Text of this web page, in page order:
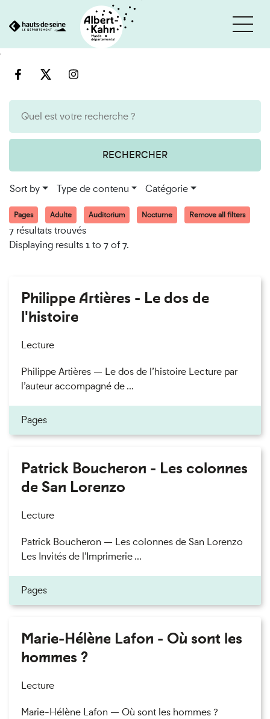
engine
RECHERCHER
Sort by Type de contenu Catégorie
Pages Adulte Auditorium Nocturne Remove all filters
7 résultats trouvés
Displaying results 1 to 7 of 7.
Philippe Artières - Le dos de
l'histoire
Lecture
Philippe Artières — Le dos de l’histoire Lecture par
l’auteur accompagné de ...
Pages
Patrick Boucheron - Les colonnes
de San Lorenzo
Lecture
Patrick Boucheron — Les colonnes de San Lorenzo
Les Invités de l'Imprimerie ...
Pages
Marie-Hélène Lafon - Où sont les
hommes ?
Lecture
Marie-Hélène Lafon — Où sont les hommes ?
Cookies management panel